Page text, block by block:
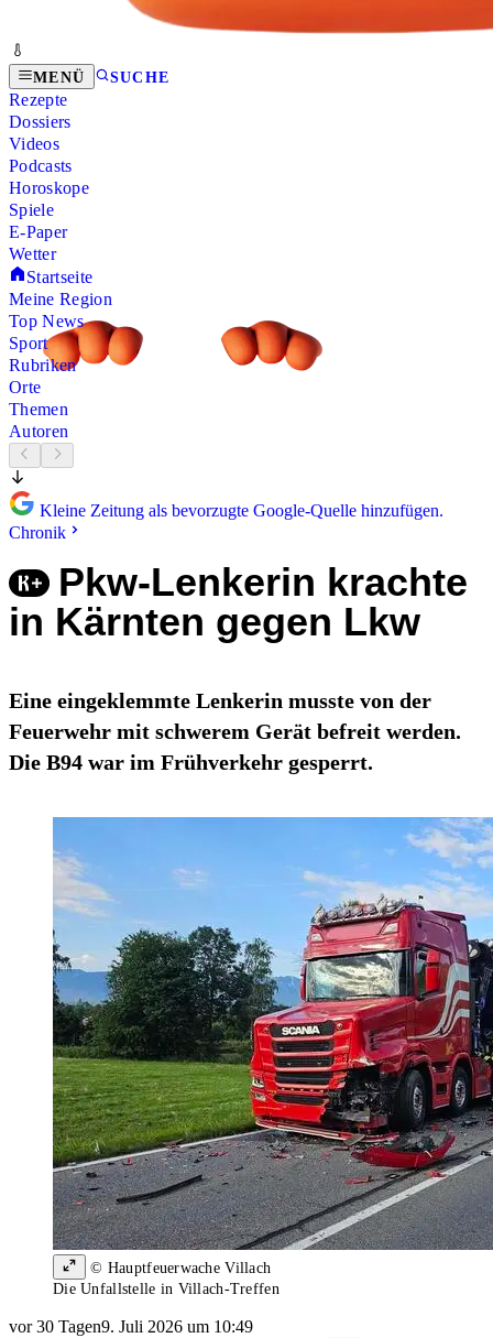
MENÜ SUCHE
Rezepte
Dossiers
Videos
Podcasts
Horoskope
Spiele
E-Paper
Wetter
Startseite
Meine Region
Top News
Sport
Rubriken
Orte
Themen
Autoren
Kleine Zeitung als bevorzugte Google-Quelle hinzufügen.
Chronik
Pkw-Lenkerin krachte
in Kärnten gegen Lkw
Eine eingeklemmte Lenkerin musste von der
Feuerwehr mit schwerem Gerät befreit werden.
Die B94 war im Frühverkehr gesperrt.
© Hauptfeuerwache Villach
Die Unfallstelle in Villach-Treffen
vor 30 Tagen9. Juli 2026 um 10:49